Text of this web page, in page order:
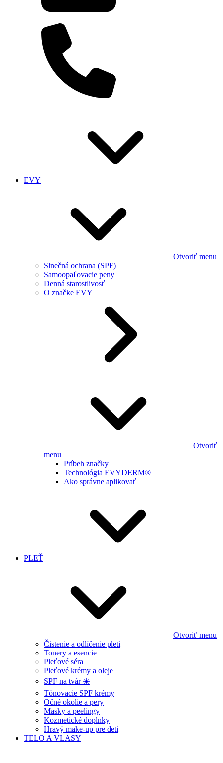
EVY
Otvoriť menu
Slnečná ochrana (SPF)
Samoopaľovacie peny
Denná starostlivosť
O značke EVY
Otvoriť
menu
Príbeh značky
Technológia EVYDERM®
Ako správne aplikovať
PLEŤ
Otvoriť menu
Čistenie a odlíčenie pleti
Tonery a esencie
Pleťové séra
Pleťové krémy a oleje
SPF na tvár ☀️
Tónovacie SPF krémy
Očné okolie a pery
Masky a peelingy
Kozmetické doplnky
Hravý make-up pre deti
TELO A VLASY